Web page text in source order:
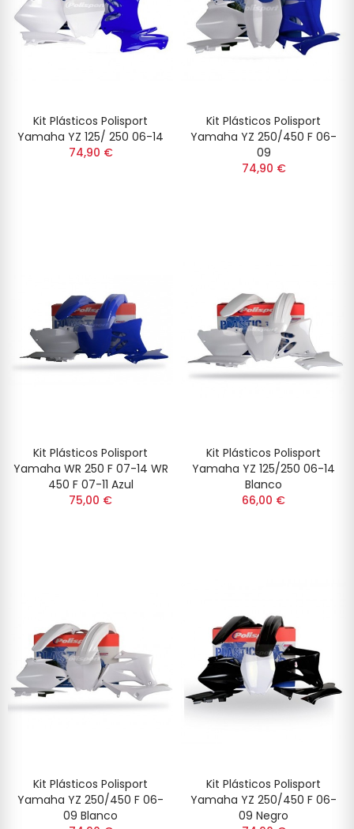
Kit Plásticos Polisport
Yamaha YZ 125/ 250 06-14
74,90 €
Kit Plásticos Polisport
Yamaha YZ 250/450 F 06-
09
74,90 €
Kit Plásticos Polisport
Yamaha WR 250 F 07-14 WR
450 F 07-11 Azul
75,00 €
Kit Plásticos Polisport
Yamaha YZ 125/250 06-14
Blanco
66,00 €
Kit Plásticos Polisport
Yamaha YZ 250/450 F 06-
09 Blanco
Kit Plásticos Polisport
Yamaha YZ 250/450 F 06-
09 Negro